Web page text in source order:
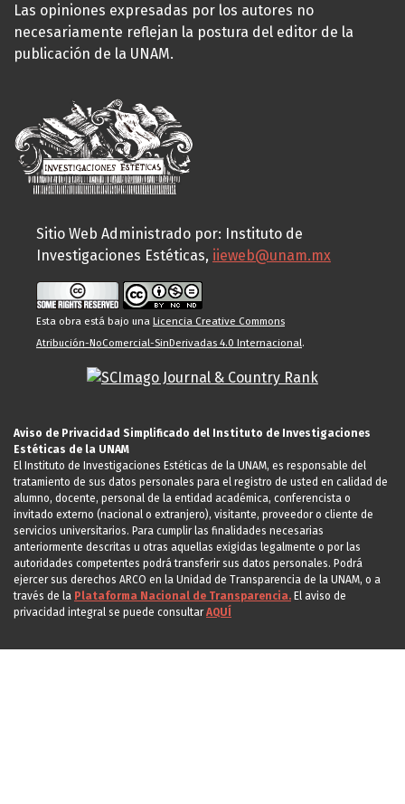
Las opiniones expresadas por los autores no
necesariamente reflejan la postura del editor de la
publicación de la UNAM.
Sitio Web Administrado por: Instituto de
Investigaciones Estéticas, iieweb@unam.mx
Esta obra está bajo una Licencia Creative Commons
Atribución-NoComercial-SinDerivadas 4.0 Internacional.
Aviso de Privacidad Simplificado del Instituto de Investigaciones
Estéticas de la UNAM
El Instituto de Investigaciones Estéticas de la UNAM, es responsable del
tratamiento de sus datos personales para el registro de usted en calidad de
alumno, docente, personal de la entidad académica, conferencista o
invitado externo (nacional o extranjero), visitante, proveedor o cliente de
servicios universitarios. Para cumplir las finalidades necesarias
anteriormente descritas u otras aquellas exigidas legalmente o por las
autoridades competentes podrá transferir sus datos personales. Podrá
ejercer sus derechos ARCO en la Unidad de Transparencia de la UNAM, o a
través de la Plataforma Nacional de Transparencia. El aviso de
privacidad integral se puede consultarAQUÍ